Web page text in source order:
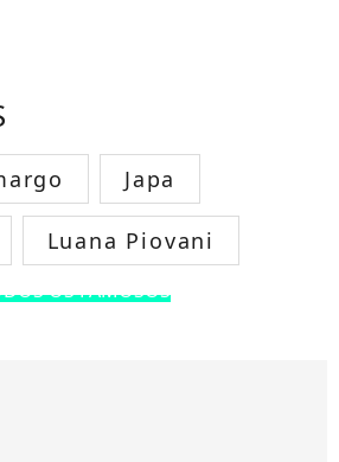
Japa
Luana Piovani
OS FAMOSOS